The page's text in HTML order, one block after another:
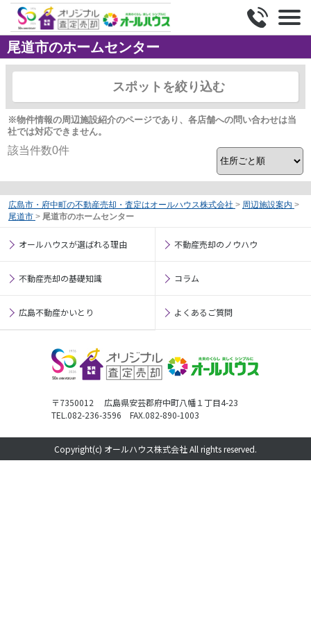
尾道市のホームセンター
スポットを絞り込む
※物件情報の周辺施設紹介のページであり、各店舗への問い合わせは当
社では対応できません。
該当件数0件
広島市・府中町の不動産売却・査定はオールハウス株式会社 > 周辺施設案内 >
尾道市 > 尾道市のホームセンター
オールハウスが選ばれる理由 不動産売却のノウハウ
不動産売却の基礎知識 コラム
広島不動産かいとり よくあるご質問
〒7350012 広島県安芸郡府中町八幡１丁目4-23
TEL.082-236-3596 FAX.082-890-1003
Copyright(c) オールハウス株式会社 All rights reserved.